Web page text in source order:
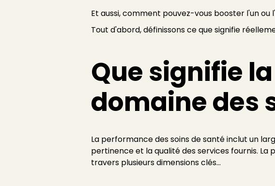
Et aussi, comment pouvez-vous booster l'un ou
Tout d'abord, définissons ce que signifie
Que signifie
domaine des
La performance des soins de santé inclut un
pertinence et la qualité des services fournis.
travers plusieurs dimensions clés...